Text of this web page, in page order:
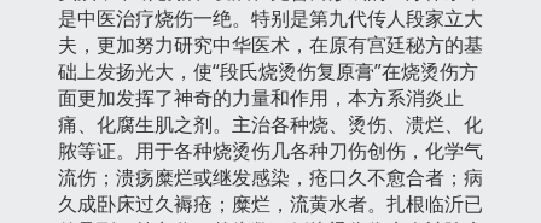
是中医治疗烧伤一绝。特别是第九代传人段家立大
夫，更加努力研究中华医术，在原有宫廷秘方的基
础上发扬光大，使“段氏烧烫伤复原膏”在烧烫伤方
面更加发挥了神奇的力量和作用，本方系消炎止
痛、化腐生肌之剂。主治各种烧、烫伤、溃烂、化
脓等证。用于各种烧烫伤几各种刀伤创伤，化学气
流伤；溃疡糜烂或继发感染，疮口久不愈合者；病
久成卧床过久褥疮；糜烂，流黄水者。扎根临沂已